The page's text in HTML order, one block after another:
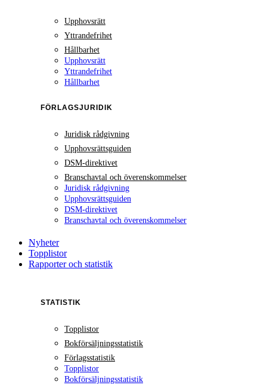
Upphovsrätt
Yttrandefrihet
Hållbarhet
Upphovsrätt
Yttrandefrihet
Hållbarhet
FÖRLAGSJURIDIK
Juridisk rådgivning
Upphovsrättsguiden
DSM-direktivet
Branschavtal och överenskommelser
Juridisk rådgivning
Upphovsrättsguiden
DSM-direktivet
Branschavtal och överenskommelser
Nyheter
Topplistor
Rapporter och statistik
STATISTIK
Topplistor
Bokförsäljningsstatistik
Förlagsstatistik
Topplistor
Bokförsäljningsstatistik